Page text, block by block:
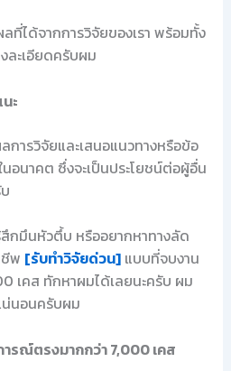
ลที่ได้จากการวิจัยของเรา พร้อมทั้ง
ละเอียดครับผม
ะ
ารวิจัยและเสนอแนวทางหรือข้อ
อนาคต ซึ่งจะเป็นประโยชน์ต่อผู้อื่น
กมึนหัวตึ้บ หรืออยากหาทางลัด
พ [รับทำวิจัยด่วน]แบบที่จบงาน
เคส ทักหาผมได้เลยนะครับ ผม
น่นอนครับผม
รณ์ตรงมากกว่า 7,000 เคส